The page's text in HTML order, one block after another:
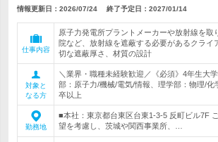
情報更新日：2026/07/24 終了予定日： 2027/01/14
仕事内容
原子力発電所プラントメーカーや放射線を取
院など、放射線を遮蔽する必要があるクライ
切な遮蔽厚さ、材質の設計
対象と
なる方
＼業界・職種未経験歓迎／《必須》4年生大
部：原子力/機械/電気/情報、理学部：物理/化
卒以上
勤務地
■本社：東京都台東区台東1-3-5 反町ビル7F
望を考慮し、茨城や関西事業所、…